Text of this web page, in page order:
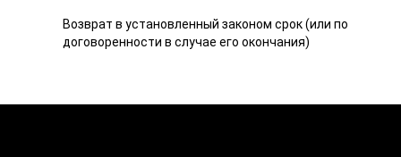
Возврат в установленный законом срок (или по
договоренности в случае его окончания)